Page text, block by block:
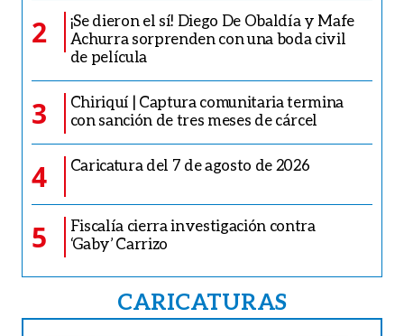
2
¡Se dieron el sí! Diego De Obaldía y Mafe
Achurra sorprenden con una boda civil
de película
3
Chiriquí | Captura comunitaria termina
con sanción de tres meses de cárcel
4 Caricatura del 7 de agosto de 2026
5
Fiscalía cierra investigación contra
‘Gaby’ Carrizo
CARICATURAS